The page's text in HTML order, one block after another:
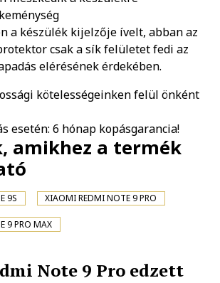
a készülék kijelzője ívelt, abban az
csak a sík felületet fedi az
elérésének érdekében.
kötelességeinken felül önként
esetén: 6 hónap kopásgarancia!
amikhez a termék
9S XIAOMI REDMI NOTE 9 PRO
9 PRO MAX
Note 9 Pro edzett